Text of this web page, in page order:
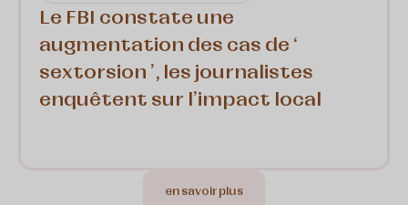
Le FBI constate une
augmentation des cas de ‘
sextorsion ’, les journalistes
enquêtent sur l'impact local
en savoir plus